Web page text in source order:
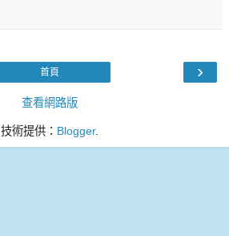
›
首頁
查看網路版
技術提供： Blogger.